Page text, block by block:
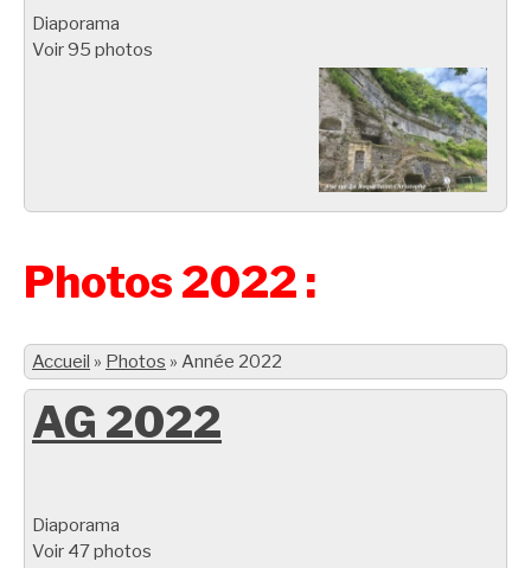
Diaporama
Voir 95 photos
Photos 2022 :
Accueil » Photos » Année 2022
AG 2022
Diaporama
Voir 47 photos